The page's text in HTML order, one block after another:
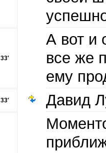
33′
А вот и
все же
ему
33′ Давид